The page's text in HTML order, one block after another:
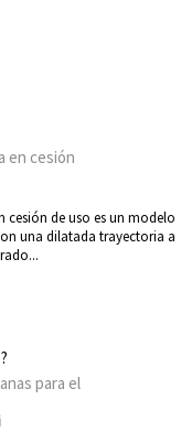
en cesión
cesión de uso es un modelo
una dilatada trayectoria a
para el